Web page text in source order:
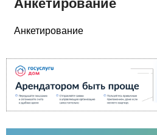
Анкетирование